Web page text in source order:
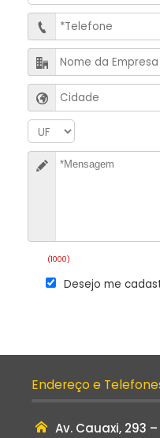
Endereço e
Av. Cauaxi, 293